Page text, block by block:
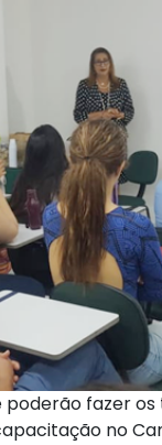
fazer
no